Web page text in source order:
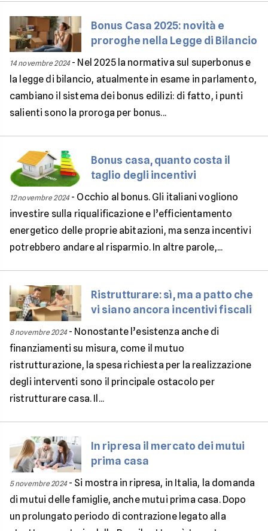
Bonus Casa 2025: novità e
proroghe nella Legge di Bilancio
14 novembre 2024- Nel 2025 la normativa sul superbonus e
la legge di bilancio, atualmente in esame in parlamento,
cambiano il sistema dei bonus edilizi: di fatto, i punti
salienti sono la proroga per bonus...
Bonus casa, quanto costa il
taglio degli incentivi
12 novembre 2024- Occhio al bonus. Gli italiani vogliono
investire sulla riqualificazione e l’efficientamento
energetico delle proprie abitazioni, ma senza incentivi
potrebbero andare al risparmio. In altre parole,...
Ristrutturare: sì, ma a patto che
vi siano ancora incentivi fiscali
8 novembre 2024- Nonostante l’esistenza anche di
finanziamenti su misura, come il mutuo
ristrutturazione, la spesa richiesta per la realizzazione
degli interventi sono il principale ostacolo per
ristrutturare casa. Il...
In ripresa il mercato dei mutui
prima casa
5 novembre 2024- Si mostra in ripresa, in Italia, la domanda
di mutui delle famiglie, anche mutui prima casa. Dopo
un prolungato periodo di contrazione legato alla